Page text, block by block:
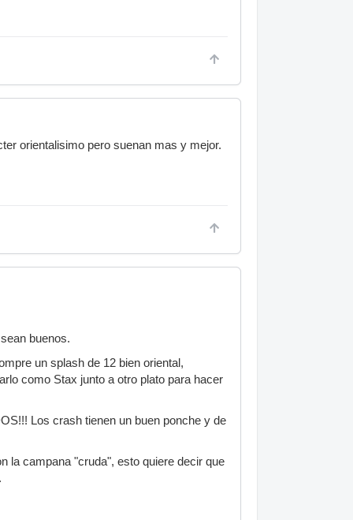
orientalisimo pero suenan mas y mejor.
buenos.
un splash de 12 bien oriental,
como Stax junto a otro plato para hacer
Los crash tienen un buen ponche y de
la campana "cruda", esto quiere decir que